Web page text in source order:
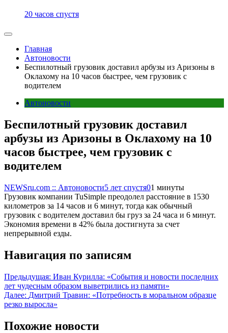
20 часов спустя
Главная
Автоновости
Беспилотный грузовик доставил арбузы из Аризоны в
Оклахому на 10 часов быстрее, чем грузовик с
водителем
Автоновости
Беспилотный грузовик доставил
арбузы из Аризоны в Оклахому на 10
часов быстрее, чем грузовик с
водителем
NEWSru.com :: Автоновости5 лет спустя01 минуты
Грузовик компании TuSimple преодолел расстояние в 1530
километров за 14 часов и 6 минут, тогда как обычный
грузовик с водителем доставил бы груз за 24 часа и 6 минут.
Экономия времени в 42% была достигнута за счет
непрерывной езды.
Навигация по записям
Предыдущая: Иван Курилла: «События и новости последних
лет чудесным образом выветрились из памяти»
Далее: Дмитрий Травин: «Потребность в моральном образце
резко выросла»
Похожие новости